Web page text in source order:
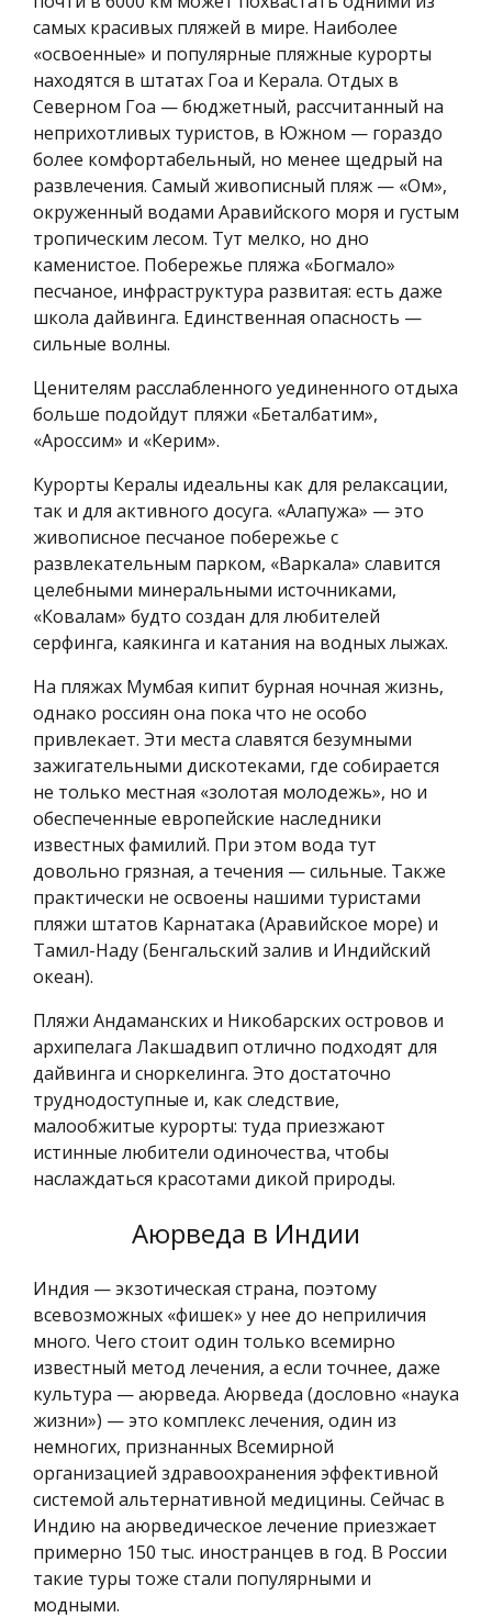
самых красивых пляжей в мире. Наиболее
«освоенные» и популярные пляжные курорты
находятся в штатах Гоа и Керала. Отдых в
Северном Гоа — бюджетный, рассчитанный на
неприхотливых туристов, в Южном — гораздо
более комфортабельный, но менее щедрый на
развлечения. Самый живописный пляж — «Ом»,
окруженный водами Аравийского моря и густым
тропическим лесом. Тут мелко, но дно
каменистое. Побережье пляжа «Богмало»
песчаное, инфраструктура развитая: есть даже
школа дайвинга. Единственная опасность —
сильные волны.
Ценителям расслабленного уединенного отдыха
больше подойдут пляжи «Беталбатим»,
«Ароссим» и «Керим».
Курорты Кералы идеальны как для релаксации,
так и для активного досуга. «Алапужа» — это
живописное песчаное побережье с
развлекательным парком, «Варкала» славится
целебными минеральными источниками,
«Ковалам» будто создан для любителей
серфинга, каякинга и катания на водных лыжах.
На пляжах Мумбая кипит бурная ночная жизнь,
однако россиян она пока что не особо
привлекает. Эти места славятся безумными
зажигательными дискотеками, где собирается
не только местная «золотая молодежь», но и
обеспеченные европейские наследники
известных фамилий. При этом вода тут
довольно грязная, а течения — сильные. Также
практически не освоены нашими туристами
пляжи штатов Карнатака (Аравийское море) и
Тамил-Наду (Бенгальский залив и Индийский
океан).
Пляжи Андаманских и Никобарских островов и
архипелага Лакшадвип отлично подходят для
дайвинга и сноркелинга. Это достаточно
труднодоступные и, как следствие,
малообжитые курорты: туда приезжают
истинные любители одиночества, чтобы
наслаждаться красотами дикой природы.
Аюрведа в Индии
Индия — экзотическая страна, поэтому
всевозможных «фишек» у нее до неприличия
много. Чего стоит один только всемирно
известный метод лечения, а если точнее, даже
культура — аюрведа. Аюрведа (дословно «наука
жизни») — это комплекс лечения, один из
немногих, признанных Всемирной
организацией здравоохранения эффективной
системой альтернативной медицины. Сейчас в
Индию на аюрведическое лечение приезжает
примерно 150 тыс. иностранцев в год. В России
такие туры тоже стали популярными и
модными.